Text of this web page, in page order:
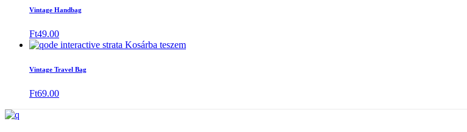
Ft79.00.
Vintage Handbag
Ft49.00
Kosárba teszem
Vintage Travel Bag
Ft69.00